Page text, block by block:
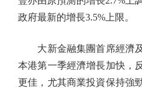
政府最新的增長3.5%上限。
大新金融集團首席經濟及
本港第一季經濟增長加快，
更佳，尤其商業投資保持強